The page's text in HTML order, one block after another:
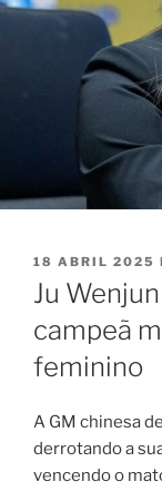
PUBLICADO
EM
18 ABRIL 2025
Ju
campeã
feminino
A GM chinesa
derrotando a
vencendo o